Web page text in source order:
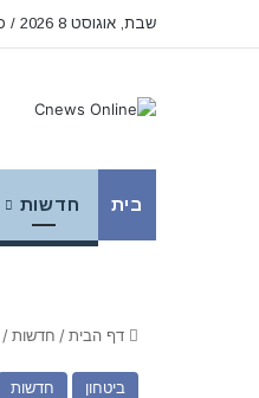
שבת, אוגוסט 8 2026 / כ"ה אב התשפ"ו
בית חדשות
דף הבית/ חדשות/
ביטחון חדשות